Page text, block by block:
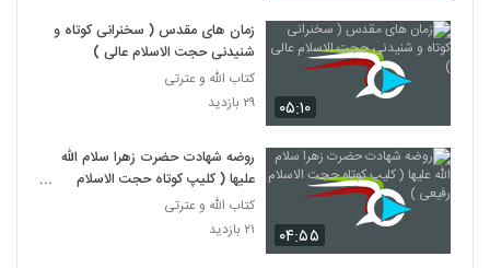
۰۵:۱۰
زمان های مقدس ( سخنرانی کوتاه و
شنیدنی حجت الاسلام عالی )
کتاب الله و عترتی
۲۹ بازدید
۰۴:۵۵
روضه شهادت حضرت زهرا سلام الله
علیها ( کلیپ کوتاه حجت الاسلام
رفیعی )
کتاب الله و عترتی
۲۱ بازدید